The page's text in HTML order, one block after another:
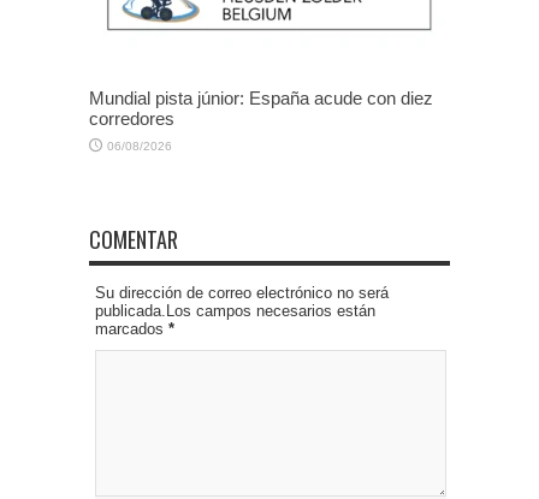
Mundial pista júnior: España acude con diez
corredores
06/08/2026
COMENTAR
Su dirección de correo electrónico no será
publicada.Los campos necesarios están
marcados *